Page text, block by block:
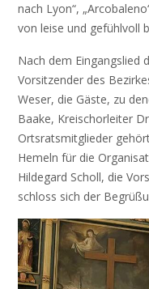
nach Lyon“,
von leise und gefühlvoll
Nach dem Eingangslied
Vorsitzender des
Weser, die Gäste, zu
Baake, Kreischorleiter
Ortsratsmitglieder
Hemeln für die
Hildegard Scholl, die
schloss sich der